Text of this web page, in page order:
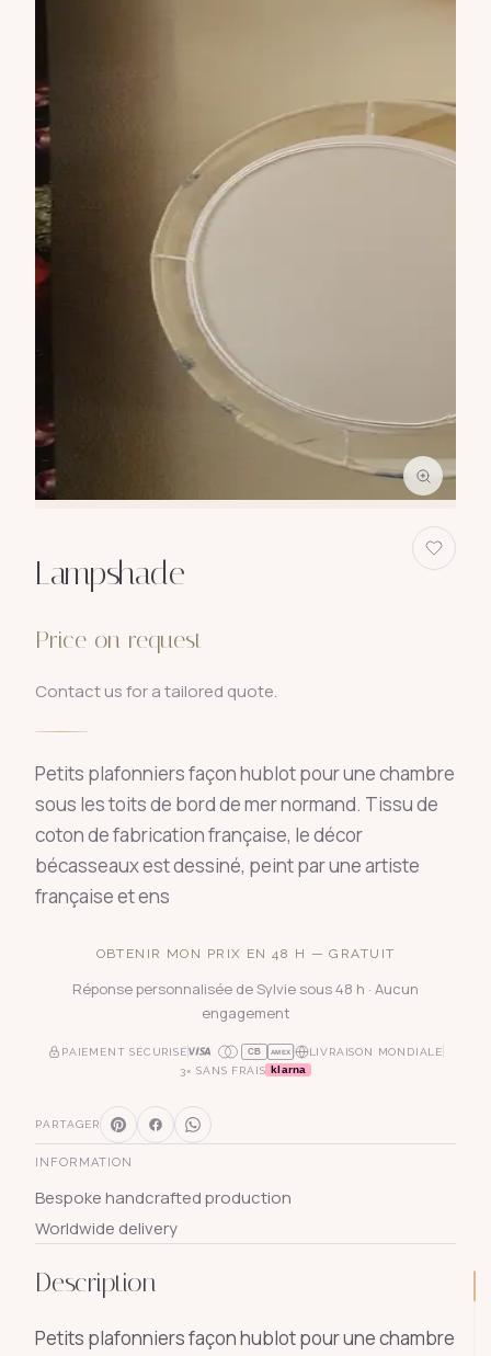
Lampshade
Price on request
Contact us for a tailored quote.
Petits plafonniers façon hublot pour une chambre
sous les toits de bord de mer normand. Tissu de
coton de fabrication française, le décor
bécasseaux est dessiné, peint par une artiste
française et ens
OBTENIR MON PRIX EN 48 H — GRATUIT
Réponse personnalisée de Sylvie sous 48 h · Aucun
engagement
PAIEMENT SÉCURISÉ CB AMEX
LIVRAISON MONDIALE
3× SANS FRAIS klarna
PARTAGER
INFORMATION
Bespoke handcrafted production
Worldwide delivery
Description
Petits plafonniers façon hublot pour une chambre